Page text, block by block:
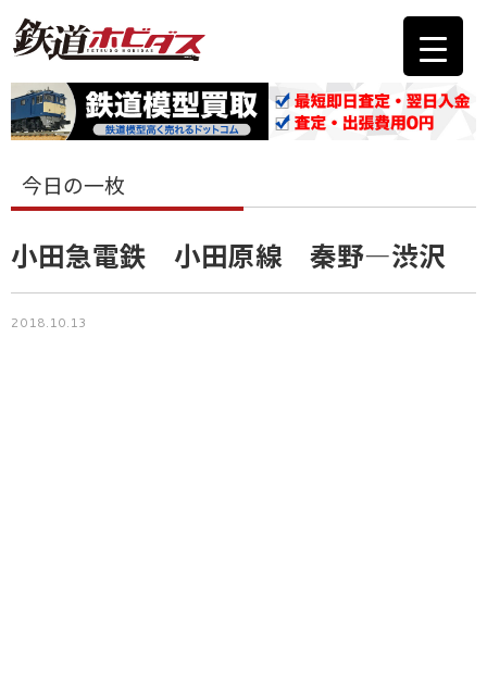
今日の一枚
小田急電鉄 小田原線 秦野―渋沢
2018.10.13